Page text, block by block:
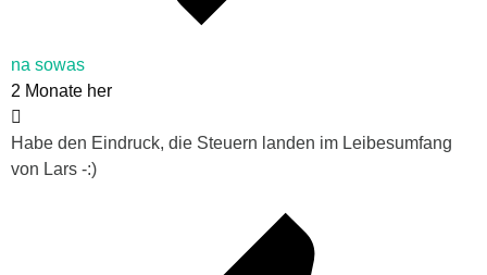
na sowas
2 Monate her
Habe den Eindruck, die Steuern landen im Leibesumfang
von Lars -:)